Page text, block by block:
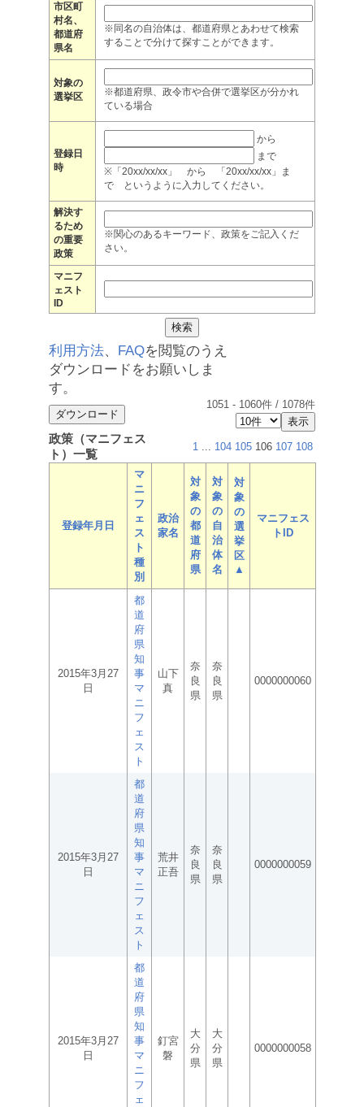
市区町
村名、
都道府
県名
※同名の自治体は、都道府県とあわせて検索
することで分けて探すことができます。
対象の
選挙区
※都道府県、政令市や合併で選挙区が分かれ
ている場合
登録日
時
から
まで
※「20xx/xx/xx」 から 「20xx/xx/xx」ま
で というように入力してください。
解決す
るため
の重要
政策
※関心のあるキーワード、政策をご記入くだ
さい。
マニフ
ェスト
ID
利用方法、 FAQを閲覧のうえ
ダウンロードをお願いしま
す。
1051 - 1060件 / 1078件
政策（マニフェス
ト）一覧
1 ... 104 105 106 107 108
登録年月日
マ
ニ
フ
ェ
ス
ト
種
別
政治
家名
対
象
の
都
道
府
県
対
象
の
自
治
体
名
対
象
の
選
挙
区
▲
マニフェス
トID
2015年3月27
日
都
道
府
県
知
事
マ
ニ
フ
ェ
ス
ト
山下
真
奈
良
県
奈
良
県
0000000060
2015年3月27
日
都
道
府
県
知
事
マ
ニ
フ
ェ
ス
ト
荒井
正吾
奈
良
県
奈
良
県
0000000059
2015年3月27
日
都
道
府
県
知
事
マ
ニ
フ
ェ
釘宮
磐
大
分
県
大
分
県
0000000058